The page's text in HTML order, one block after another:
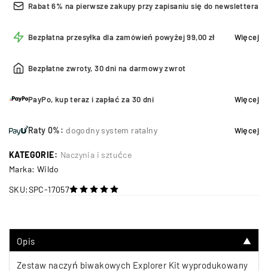
Rabat 6% na pierwsze zakupy przy zapisaniu się do newslettera
Bezpłatna przesyłka dla zamówień powyżej 99,00 zł Więcej
Bezpłatne zwroty, 30 dni na darmowy zwrot
PayPo, kup teraz i zapłać za 30 dni Więcej
Raty 0%: dogodny system ratalny Więcej
KATEGORIE: Naczynia i sztućce
Marka: Wildo
SKU:SPC-17057
Opis ▼
Zestaw naczyń biwakowych Explorer Kit wyprodukowany